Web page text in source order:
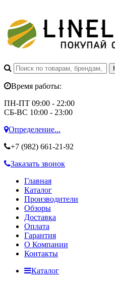
Время работы:
ПН-ПТ 09:00 - 22:00
СБ-ВС 10:00 - 23:00
Определение...
+7 (982) 661-21-92
Заказать звонок
Главная
Каталог
Производители
Обзоры
Доставка
Оплата
Гарантия
О Компании
Контакты
Каталог